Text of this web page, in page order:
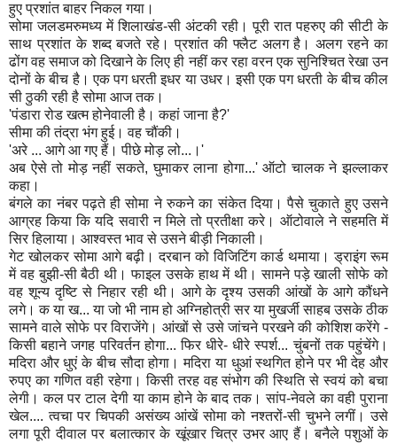
हुए प्रशांत बाहर निकल गया।
सोमा जलडमरुमध्य में शिलाखंड-सी अंटकी रही। पूरी रात पहरुए की सीटी के
साथ प्रशांत के शब्द बजते रहे। प्रशांत की फ्लैट अलग है। अलग रहने का
ढोंग वह समाज को दिखाने के लिए ही नहीं कर रहा वरन एक सुनिश्चित रेखा उन
दोनों के बीच है। एक पग धरती इधर या उधर। इसी एक पग धरती के बीच कील
सी ठुकी रही है सोमा आज तक।
'पंडारा रोड खत्म होनेवाली है। कहां जाना है?'
सीमा की तंद्रा भंग हुई। वह चौंकी।
'अरे ... आगे आ गए हैं। पीछे मोड़ लो...।'
अब ऐसे तो मोड़ नहीं सकते, घुमाकर लाना होगा...' ऑटो चालक ने झल्लाकर
कहा।
बंगले का नंबर पढ़ते ही सोमा ने रुकने का संकेत दिया। पैसे चुकाते हुए उसने
आग्रह किया कि यदि सवारी न मिले तो प्रतीक्षा करे। ऑटोवाले ने सहमति में
सिर हिलाया। आश्वस्त भाव से उसने बीड़ी निकाली।
गेट खोलकर सोमा आगे बढ़ी। दरबान को विजिटिंग कार्ड थमाया। ड्राइंग रूम
में वह बुझी-सी बैठी थी। फाइल उसके हाथ में थी। सामने पड़े खाली सोफे को
वह शून्य दृष्टि से निहार रही थी। आगे के दृश्य उसकी आंखों के आगे कौंधने
लगे। क या ख... या जो भी नाम हो अग्निहोत्री सर या मुखर्जी साहब उसके ठीक
सामने वाले सोफे पर विराजेंगे। आंखों से उसे जांचने परखने की कोशिश करेंगे -
किसी बहाने जगह परिवर्तन होगा... फिर धीरे- धीरे स्पर्श... चुंबनों तक पहुंचेंगे।
मदिरा और धुएं के बीच सौदा होगा। मदिरा या धुआं स्थगित होने पर भी देह और
रुपए का गणित वही रहेगा। किसी तरह वह संभोग की स्थिति से स्वयं को बचा
लेगी। कल पर टाल देगी या काम होने के बाद तक। सांप-नेवले का वही पुराना
खेल.... त्वचा पर चिपकी असंख्य आंखें सोमा को नश्तरों-सी चुभने लगीं। उसे
लगा पूरी दीवाल पर बलात्कार के खूंखार चित्र उभर आए हैं। बनैले पशुओं के